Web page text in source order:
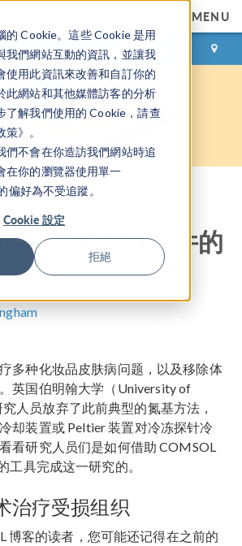
的 Cookie。這些 Cookie 是用
我們網站互動的資訊，並讓我
使用此資訊來改善和自訂你的
此網站和其他媒體訪客的分析
了解我們使用的 Cookie，請查
》。
們不會在你造訪我們網站時追
在你的瀏覽器使用單一
偏好為不受追蹤。
Cookie 設定
拒絕
MENU
登录 咨询与购买
疗法的热电器件的
多种化妆品皮肤病问题，以及移除体
英国伯明翰大学（University of
人员放弃了此前典型的氮基方法，
却装置或 Peltier 装置对冷冻探针冷
看研究人员们是如何借助 COMSOL
工具完成这一研究的。
治疗受损组织
博客的读者，您可能还记得在之前的